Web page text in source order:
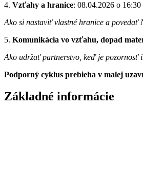
4. Vzťahy a hranice: 08.04.2026 o 16:30
Ako si nastaviť vlastné hranice a povedať
5. Komunikácia vo vzťahu, dopad
Ako udržať partnerstvo, keď je pozornosť
Podporný cyklus prebieha v malej
Základné informácie